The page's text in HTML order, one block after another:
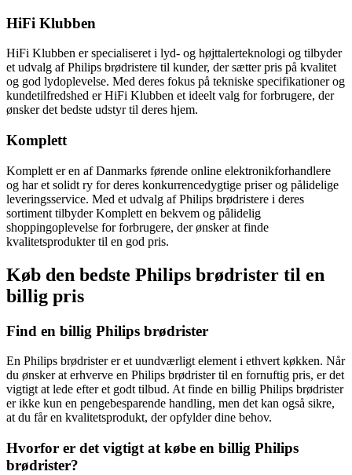
HiFi Klubben
HiFi Klubben er specialiseret i lyd- og højttalerteknologi og tilbyder
et udvalg af Philips brødristere til kunder, der sætter pris på kvalitet
og god lydoplevelse. Med deres fokus på tekniske specifikationer og
kundetilfredshed er HiFi Klubben et ideelt valg for forbrugere, der
ønsker det bedste udstyr til deres hjem.
Komplett
Komplett er en af Danmarks førende online elektronikforhandlere
og har et solidt ry for deres konkurrencedygtige priser og pålidelige
leveringsservice. Med et udvalg af Philips brødristere i deres
sortiment tilbyder Komplett en bekvem og pålidelig
shoppingoplevelse for forbrugere, der ønsker at finde
kvalitetsprodukter til en god pris.
Køb den bedste Philips brødrister til en
billig pris
Find en billig Philips brødrister
En Philips brødrister er et uundværligt element i ethvert køkken. Når
du ønsker at erhverve en Philips brødrister til en fornuftig pris, er det
vigtigt at lede efter et godt tilbud. At finde en billig Philips brødrister
er ikke kun en pengebesparende handling, men det kan også sikre,
at du får en kvalitetsprodukt, der opfylder dine behov.
Hvorfor er det vigtigt at købe en billig Philips
brødrister?